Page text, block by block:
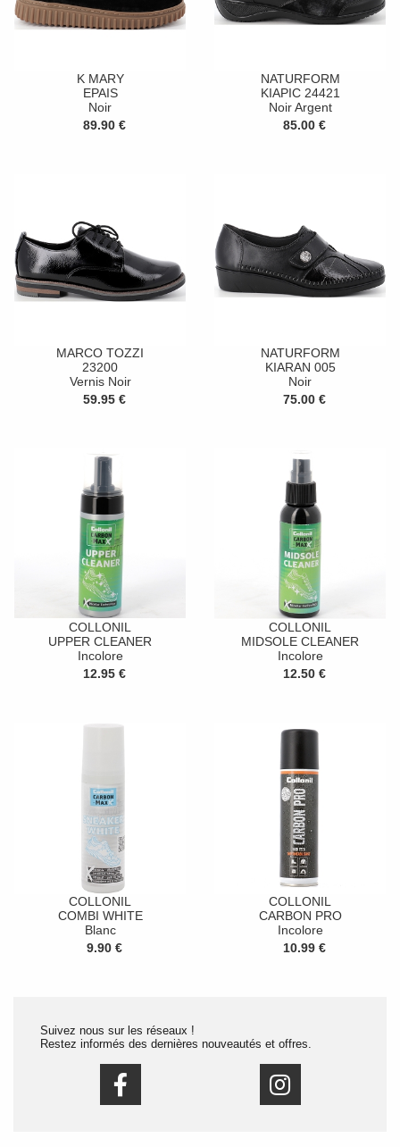
K MARY
EPAIS
Noir
89.90 €
NATURFORM
KIAPIC 24421
Noir Argent
85.00 €
MARCO TOZZI
23200
Vernis Noir
59.95 €
NATURFORM
KIARAN 005
Noir
75.00 €
COLLONIL
UPPER CLEANER
Incolore
12.95 €
COLLONIL
MIDSOLE CLEANER
Incolore
12.50 €
COLLONIL
COMBI WHITE
Blanc
9.90 €
COLLONIL
CARBON PRO
Incolore
10.99 €
Suivez nous sur les réseaux !
Restez informés des dernières nouveautés et offres.